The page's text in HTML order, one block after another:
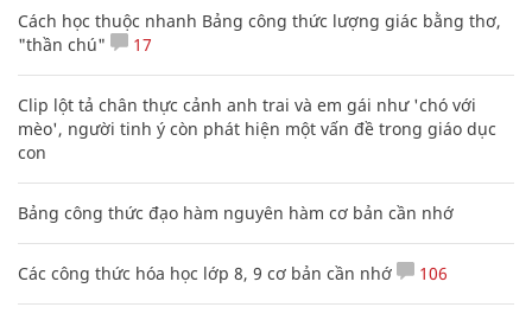
Cách học thuộc nhanh Bảng công thức lượng giác bằng thơ,
"thần chú"
17
Clip lột tả chân thực cảnh anh trai và em gái như 'chó với
mèo', người tinh ý còn phát hiện một vấn đề trong giáo dục
con
Bảng công thức đạo hàm nguyên hàm cơ bản cần nhớ
Các công thức hóa học lớp 8, 9 cơ bản cần nhớ 106